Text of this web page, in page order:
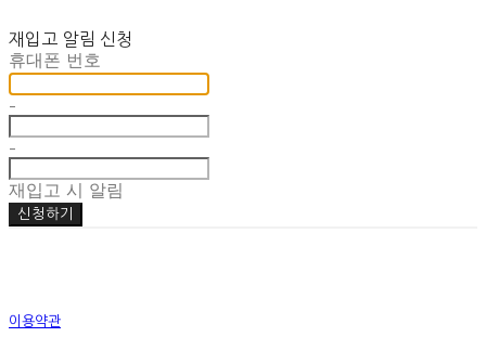
재입고 알림 신청
휴대폰 번호
-
-
재입고 시 알림
신청하기
이용약관